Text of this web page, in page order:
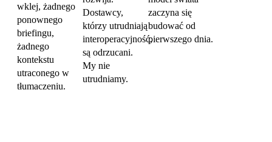
wklej, żadnego
ponownego
briefingu,
żadnego
kontekstu
utraconego w
tłumaczeniu.
Dostawcy,
którzy utrudniają
interoperacyjność,
są odrzucani.
My nie
utrudniamy.
zaczyna się
budować od
pierwszego dnia.